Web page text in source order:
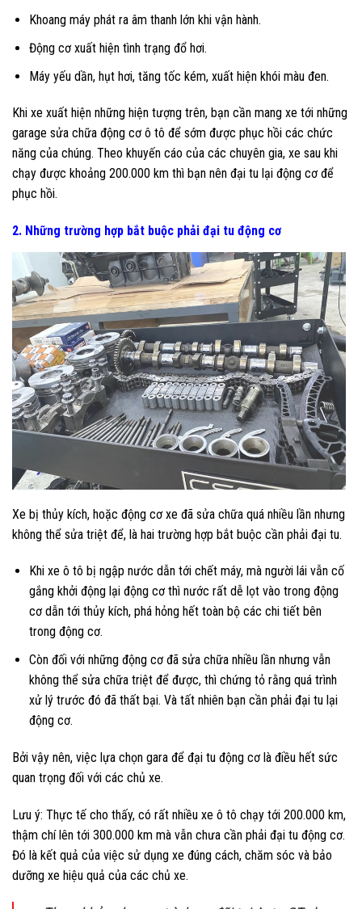
Khoang máy phát ra âm thanh lớn khi vận hành.
Động cơ xuất hiện tình trạng đổ hơi.
Máy yếu dần, hụt hơi, tăng tốc kém, xuất hiện khói màu đen.
Khi xe xuất hiện những hiện tượng trên, bạn cần mang xe tới những
garage sửa chữa động cơ ô tô để sớm được phục hồi các chức
năng của chúng. Theo khuyến cáo của các chuyên gia, xe sau khi
chạy được khoảng 200.000 km thì bạn nên đại tu lại động cơ để
phục hồi.
2. Những trường hợp bắt buộc phải đại tu động cơ
Xe bị thủy kích, hoặc động cơ xe đã sửa chữa quá nhiều lần nhưng
không thể sửa triệt để, là hai trường hợp bắt buộc cần phải đại tu.
Khi xe ô tô bị ngập nước dẫn tới chết máy, mà người lái vẫn cố
gắng khởi động lại động cơ thì nước rất dễ lọt vào trong động
cơ dẫn tới thủy kích, phá hỏng hết toàn bộ các chi tiết bên
trong động cơ.
Còn đối với những động cơ đã sửa chữa nhiều lần nhưng vẫn
không thể sửa chữa triệt để được, thì chứng tỏ rằng quá trình
xử lý trước đó đã thất bại. Và tất nhiên bạn cần phải đại tu lại
động cơ.
Bởi vậy nên, việc lựa chọn gara để đại tu động cơ là điều hết sức
quan trọng đối với các chủ xe.
Lưu ý: Thực tế cho thấy, có rất nhiều xe ô tô chạy tới 200.000 km,
thậm chí lên tới 300.000 km mà vẫn chưa cần phải đại tu động cơ.
Đó là kết quả của việc sử dụng xe đúng cách, chăm sóc và bảo
dưỡng xe hiệu quả của các chủ xe.